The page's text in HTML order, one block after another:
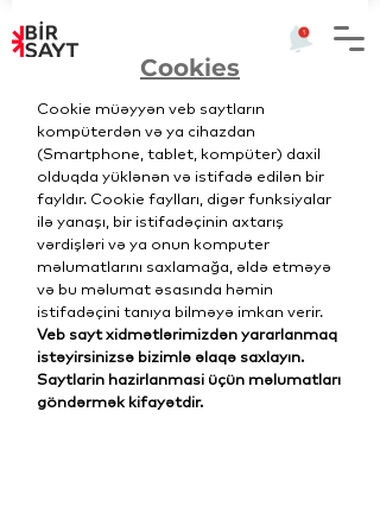
Cookies
Cookie müəyyən veb saytların
kompüterdən və ya cihazdan
(Smartphone, tablet, kompüter) daxil
olduqda yüklənən və istifadə edilən bir
fayldır. Cookie faylları, digər funksiyalar
ilə yanaşı, bir istifadəçinin axtarış
vərdişləri və ya onun komputer
məlumatlarını saxlamağa, əldə etməyə
və bu məlumat əsasında həmin
istifadəçini tanıya bilməyə imkan verir.
Veb sayt xidmətlərimizdən yararlanmaq
istəyirsinizsə bizimlə əlaqə saxlayın.
Saytlarin hazirlanmasi üçün məlumatları
göndərmək kifayətdir.